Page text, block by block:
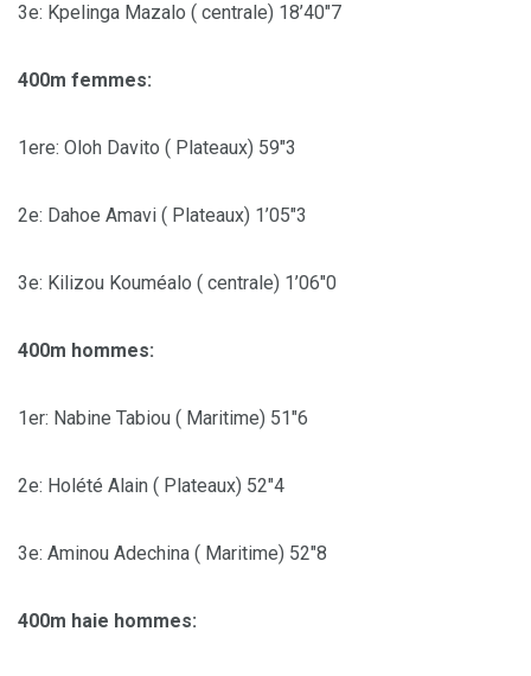
3e: Kpelinga Mazalo ( centrale) 18’40″7
400m femmes:
1ere: Oloh Davito ( Plateaux) 59″3
2e: Dahoe Amavi ( Plateaux) 1’05″3
3e: Kilizou Kouméalo ( centrale) 1’06″0
400m hommes:
1er: Nabine Tabiou ( Maritime) 51″6
2e: Holété Alain ( Plateaux) 52″4
3e: Aminou Adechina ( Maritime) 52″8
400m haie hommes: